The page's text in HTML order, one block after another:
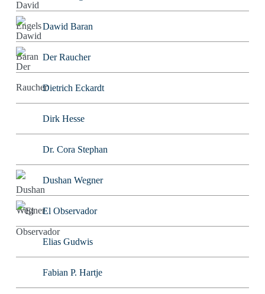
Dawid Baran
Der Raucher
Dietrich Eckardt
Dirk Hesse
Dr. Cora Stephan
Dushan Wegner
El Observador
Elias Gudwis
Fabian P. Hartje